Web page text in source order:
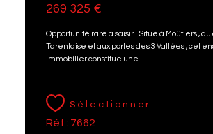
269 325 €
Opportunité rare à saisir ! Situé à Moûtiers ,
Tarentaise et aux portes des 3 Vallées , cet
immobilier constitue une ... ...
Sélectionner
Réf : 7662